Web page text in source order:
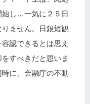
始し…一気に２５日
ません。日銀短観
認できるとは思え
すべきだと思いま
に、金融庁の不動